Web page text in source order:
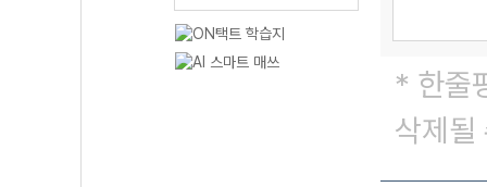
* 한줄
삭제될